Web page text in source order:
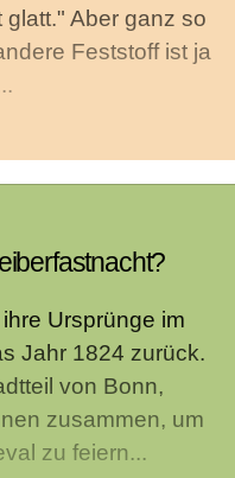
Aber ganz so
Feststoff ist ja
Ursprünge im
Jahr 1824 zurück.
von Bonn,
zusammen, um
zu feiern...